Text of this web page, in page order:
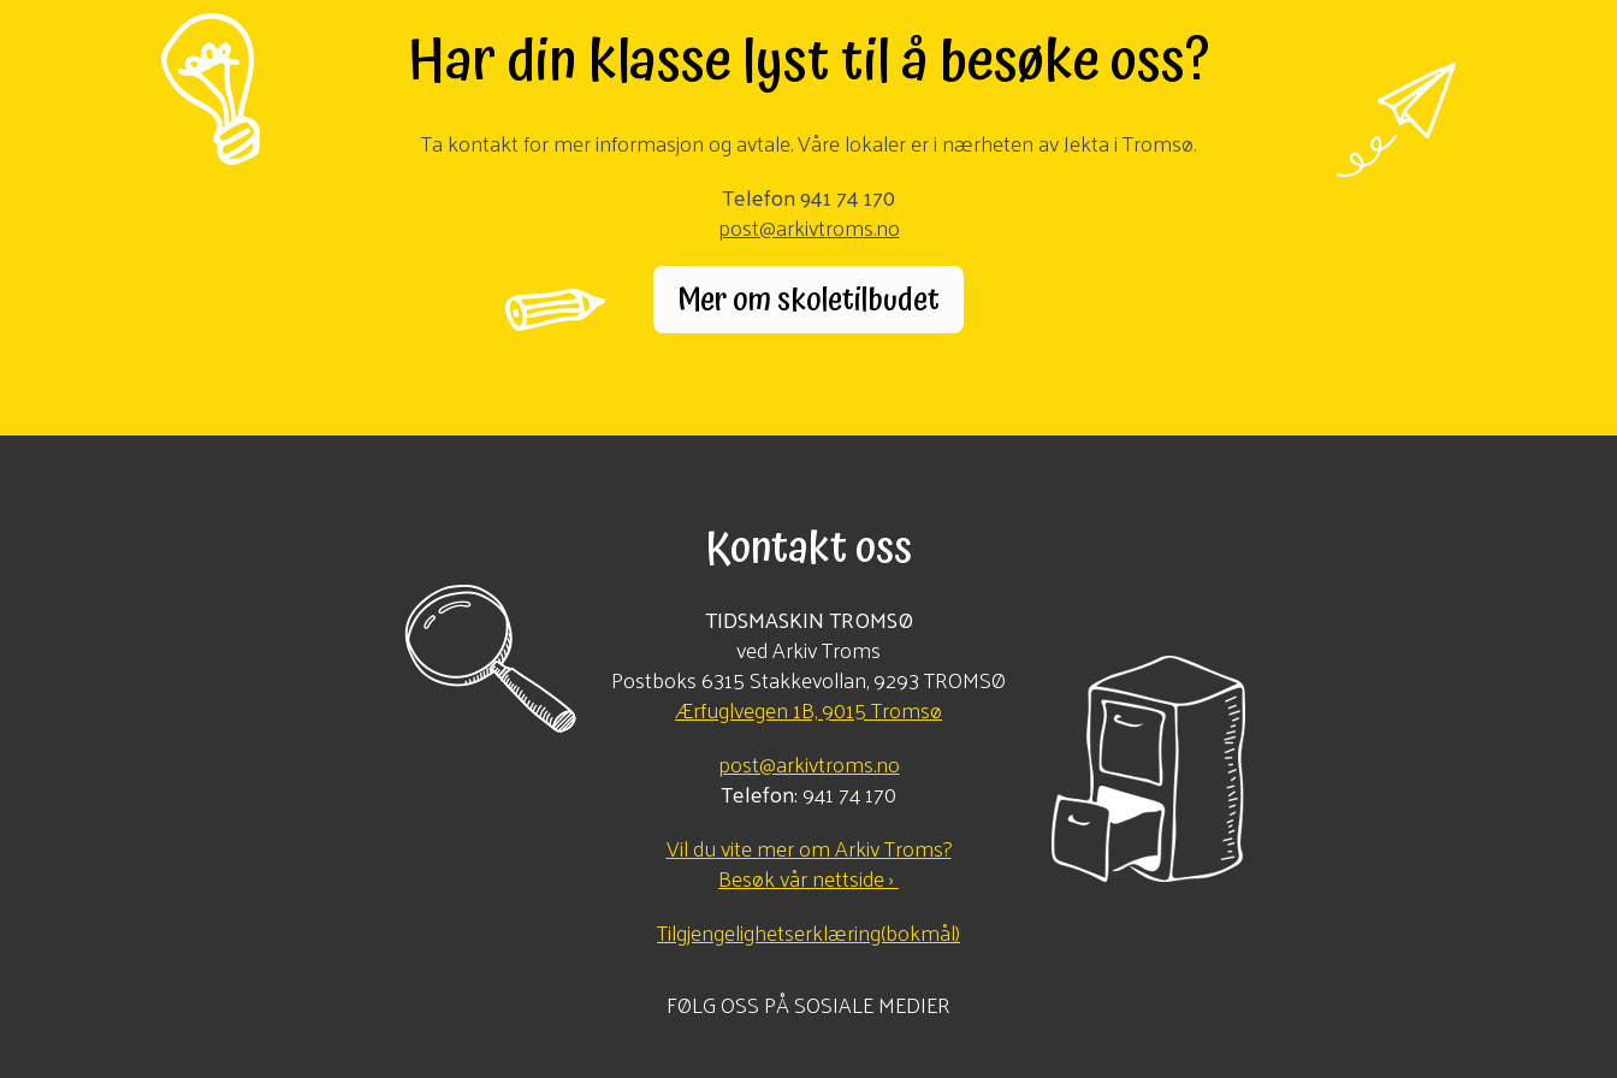
Har din klasse lyst til å besøke oss?
Ta kontakt for mer informasjon og avtale. Våre lokaler er i nærheten av Jekta i Tromsø.
Telefon 941 74 170
post@arkivtroms.no
Mer om skoletilbudet
Kontakt oss
TIDSMASKIN TROMSØ
ved Arkiv Troms
Postboks 6315 Stakkevollan, 9293 TROMSØ
Ærfuglvegen 1B, 9015 Tromsø
post@arkivtroms.no
Telefon:941 74 170
Vil du vite mer om Arkiv Troms?
Besøk vår nettside ›
Tilgjengelighetserklæring(bokmål)
FØLG OSS PÅ SOSIALE MEDIER